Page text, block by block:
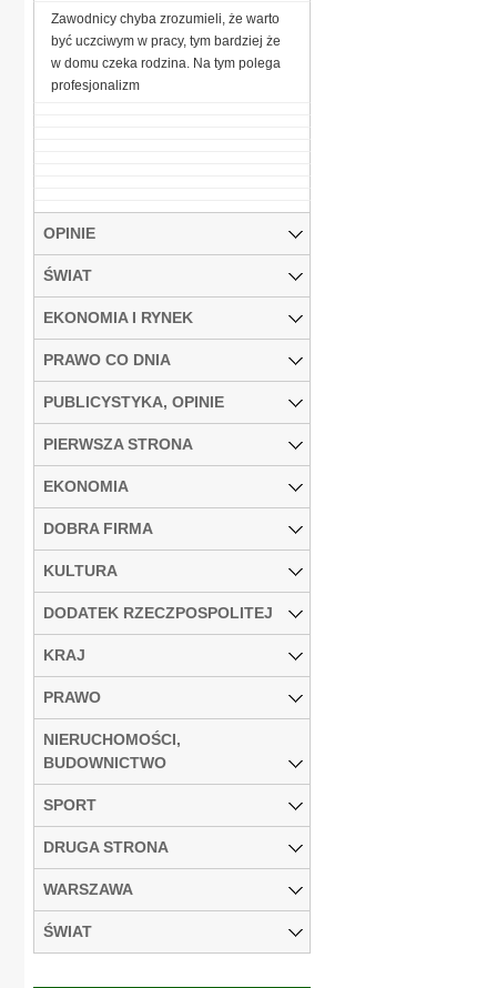
Zawodnicy chyba zrozumieli, że warto
być uczciwym w pracy, tym bardziej że
w domu czeka rodzina. Na tym polega
profesjonalizm
OPINIE
ŚWIAT
EKONOMIA I RYNEK
PRAWO CO DNIA
PUBLICYSTYKA, OPINIE
PIERWSZA STRONA
EKONOMIA
DOBRA FIRMA
KULTURA
DODATEK RZECZPOSPOLITEJ
KRAJ
PRAWO
NIERUCHOMOŚCI,
BUDOWNICTWO
SPORT
DRUGA STRONA
WARSZAWA
ŚWIAT